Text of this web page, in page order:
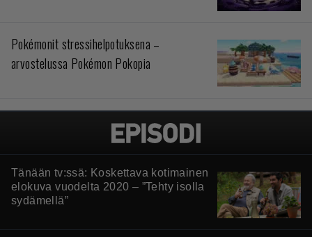
Pokémonit stressihelpotuksena –
arvostelussa Pokémon Pokopia
Tänään tv:ssä: Koskettava kotimainen
elokuva vuodelta 2020 – ”Tehty isolla
sydämellä”